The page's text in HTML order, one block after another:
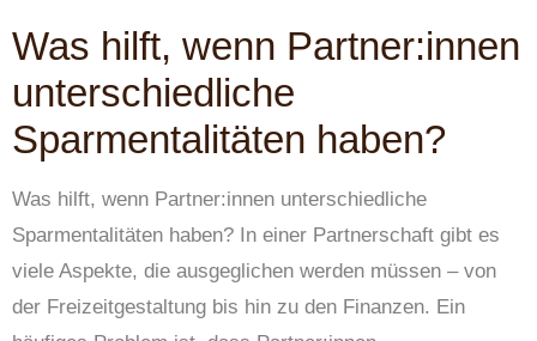
Was hilft, wenn Partner:innen
unterschiedliche
Sparmentalitäten haben?
Was hilft, wenn Partner:innen unterschiedliche
Sparmentalitäten haben? In einer Partnerschaft gibt es
viele Aspekte, die ausgeglichen werden müssen – von
der Freizeitgestaltung bis hin zu den Finanzen. Ein